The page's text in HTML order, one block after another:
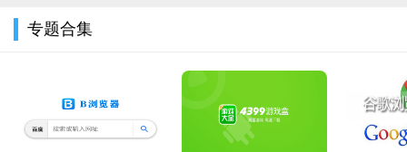
星空农场
Q版冒险闯关，收集伙伴解锁多样技能。
魔力仙境 魔法题材模拟经营，自由布置梦幻家园。
圣兽芭比 精灵进化养成，战斗与换装双线趣味。
专题合集